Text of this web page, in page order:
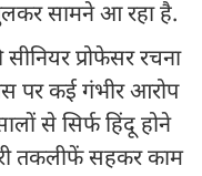
सामने आ रहा है.
प्रोफेसर रचना
पर कई गंभीर आरोप
से सिर्फ हिंदू होने
तकलीफें सहकर काम